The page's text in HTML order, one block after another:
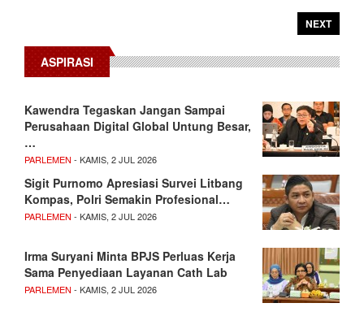
NEXT
ASPIRASI
Kawendra Tegaskan Jangan Sampai
Perusahaan Digital Global Untung Besar,
…
PARLEMEN - KAMIS, 2 JUL 2026
Sigit Purnomo Apresiasi Survei Litbang
Kompas, Polri Semakin Profesional…
PARLEMEN - KAMIS, 2 JUL 2026
Irma Suryani Minta BPJS Perluas Kerja
Sama Penyediaan Layanan Cath Lab
PARLEMEN - KAMIS, 2 JUL 2026